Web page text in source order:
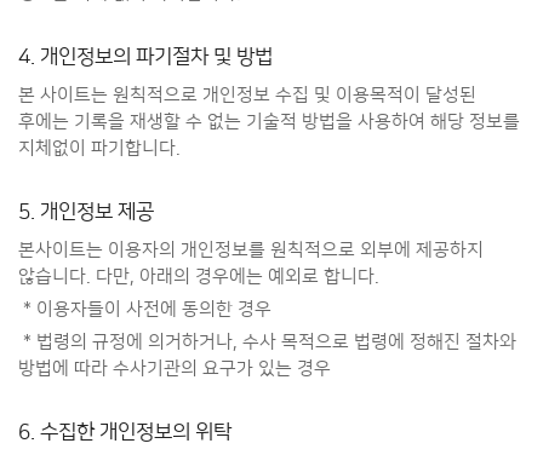
4. 개인정보의 파기절차 및 방법
본 사이트는 원칙적으로 개인정보 수집 및 이용목적이 달성된
후에는 기록을 재생할 수 없는 기술적 방법을 사용하여 해당 정보를
지체없이 파기합니다.
5. 개인정보 제공
본사이트는 이용자의 개인정보를 원칙적으로 외부에 제공하지
않습니다. 다만, 아래의 경우에는 예외로 합니다.
* 이용자들이 사전에 동의한 경우
* 법령의 규정에 의거하거나, 수사 목적으로 법령에 정해진 절차와
방법에 따라 수사기관의 요구가 있는 경우
6. 수집한 개인정보의 위탁